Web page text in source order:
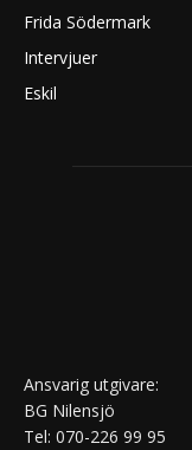
Frida Södermark
Intervjuer
Eskil
Ansvarig utgivare:
BG Nilensjö
Tel: 070-226 99 95